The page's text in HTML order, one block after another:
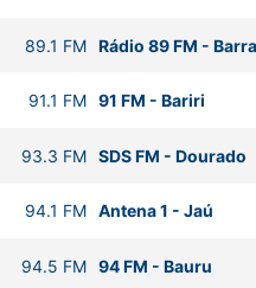
89.1 FM Rádio 89 FM -
91.1 FM 91 FM - Bariri
93.3 FM SDS FM - Dourado
94.1 FM Antena 1 - Jaú
94.5 FM 94 FM - Bauru